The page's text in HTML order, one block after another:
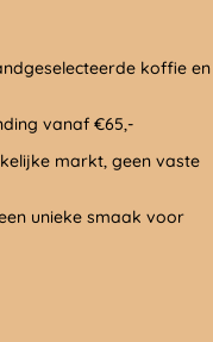
koffie en
vanaf €65,-
markt, geen vaste
unieke smaak voor